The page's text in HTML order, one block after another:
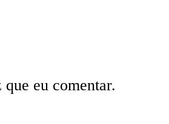
eu comentar.